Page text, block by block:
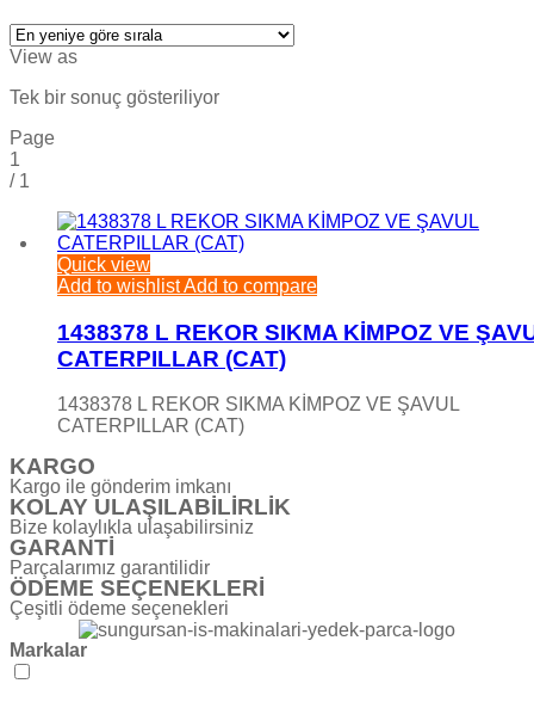
View as
Tek bir sonuç gösteriliyor
Page
1
/ 1
Quick view
Add to wishlistAdd to compare
1438378 L REKOR SIKMA KİMPOZ VE
CATERPILLAR (CAT)
1438378 L REKOR SIKMA KİMPOZ VE ŞAVUL
CATERPILLAR (CAT)
KARGO
Kargo ile gönderim imkanı
KOLAY ULAŞILABİLİRLİK
Bize kolaylıkla ulaşabilirsiniz
GARANTİ
Parçalarımız garantilidir
ÖDEME SEÇENEKLERİ
Çeşitli ödeme seçenekleri
Markalar